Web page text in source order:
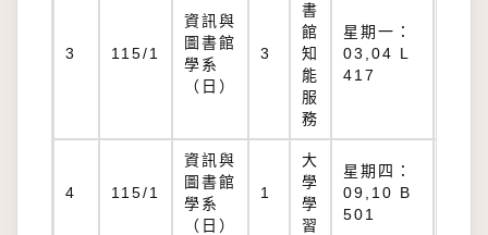
3 115/1
資訊與
圖書館
學系
（日）
3
書
館
知
能
服
務
星期一：
03,04 L
417
4 115/1
資訊與
圖書館
學系
（日）
1
大
學
學
習
星期四：
09,10 B
501